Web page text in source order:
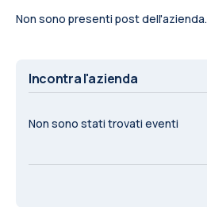
Non sono presenti post dell'azienda.
Incontra l'azienda
Non sono stati trovati eventi